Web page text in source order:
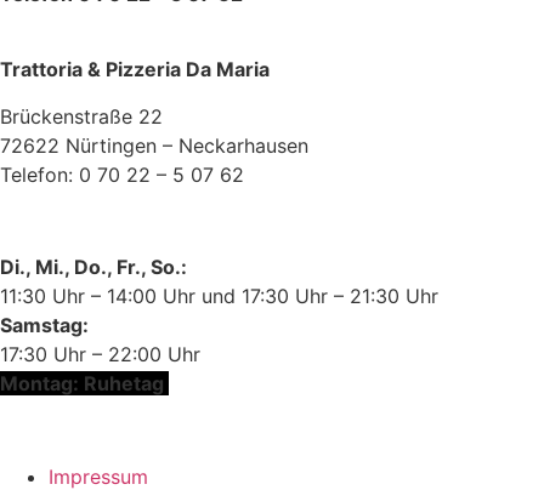
Trattoria & Pizzeria Da Maria
Brückenstraße 22
72622 Nürtingen – Neckarhausen
Telefon: 0 70 22 – 5 07 62
Di., Mi., Do., Fr., So.:
11:30 Uhr – 14:00 Uhr und 17:30 Uhr – 21:30 Uhr
Samstag:
17:30 Uhr – 22:00 Uhr
Montag: Ruhetag
Impressum